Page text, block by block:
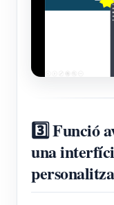
3️⃣ Funció
una